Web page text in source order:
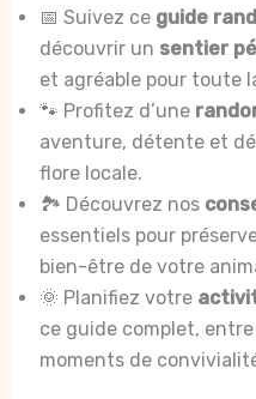
📅 Suivez ce guide
découvrir un sentier
et agréable pour toute
🐾 Profitez d’une
aventure, détente et
flore locale.
🏞️ Découvrez nos
essentiels pour
bien-être de votre
🌞 Planifiez votre
ce guide complet,
moments de